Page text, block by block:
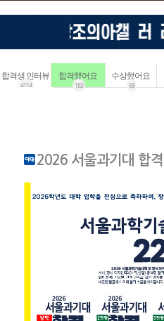
합격생 인터뷰
4114
합격했어요
183
수상했어요
68
2026 서울과기대 합격